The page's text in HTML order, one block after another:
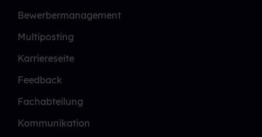
Bewerbermanagement
Multiposting
Karriereseite
Feedback
Fachabteilung
Kommunikation